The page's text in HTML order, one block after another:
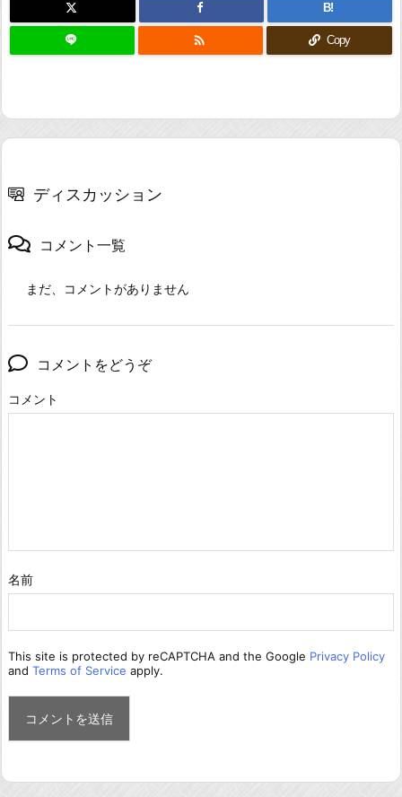
B!
 Copy
ディスカッション
コメント一覧
まだ、コメントがありません
コメントをどうぞ
コメント
名前
This site is protected by reCAPTCHA and the Google Privacy Policy
and Terms of Service apply.